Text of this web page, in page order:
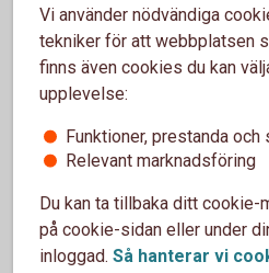
med oss så går vi
tänka på kring din
exempel
sparande.
Glöm inte
Köper du bostad
juridiken. Vi kan
reglerar ägande,
Vi använder nödvändiga
tekniker för att webbplatsen
finns även cookies du kan
upplevelse:
Funktioner, prestanda och
Relevant marknadsföring
Du kan ta tillbaka ditt cookie-
på cookie-sidan eller under
inloggad. Så hanterar vi